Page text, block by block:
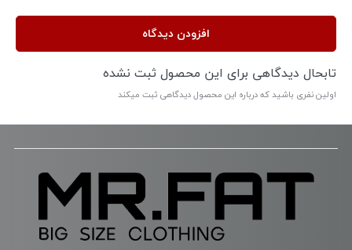
افزودن دیدگاه
تابحال دیدگاهی برای این محصول ثبت نشده
اولین نفری باشید که درباره این محصول دیدگاهی ثبت میکند